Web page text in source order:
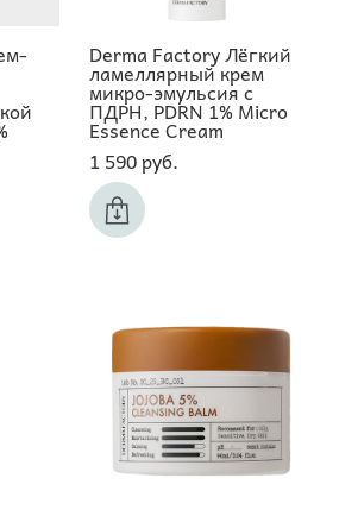
Derma Factory Лёгкий
ламеллярный крем
микро-эмульсия с
ПДРН, PDRN 1% Micro
Essence Cream
1 590 pуб.